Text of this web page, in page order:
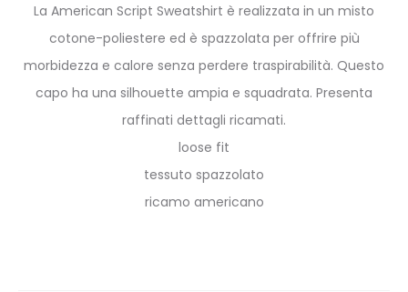
La American Script Sweatshirt è realizzata in un misto
cotone-poliestere ed è spazzolata per offrire più
morbidezza e calore senza perdere traspirabilità. Questo
capo ha una silhouette ampia e squadrata. Presenta
raffinati dettagli ricamati.
loose fit
tessuto spazzolato
ricamo americano